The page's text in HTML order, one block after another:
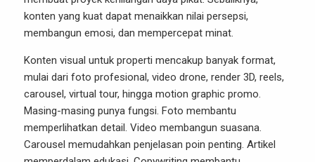
konten yang kuat dapat menaikkan nilai persepsi,
membangun emosi, dan mempercepat minat.
Konten visual untuk properti mencakup banyak format,
mulai dari foto profesional, video drone, render 3D, reels,
carousel, virtual tour, hingga motion graphic promo.
Masing-masing punya fungsi. Foto membantu
memperlihatkan detail. Video membangun suasana.
Carousel memudahkan penjelasan poin penting. Artikel